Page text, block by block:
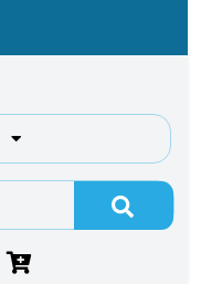
Αναζήτηση για: